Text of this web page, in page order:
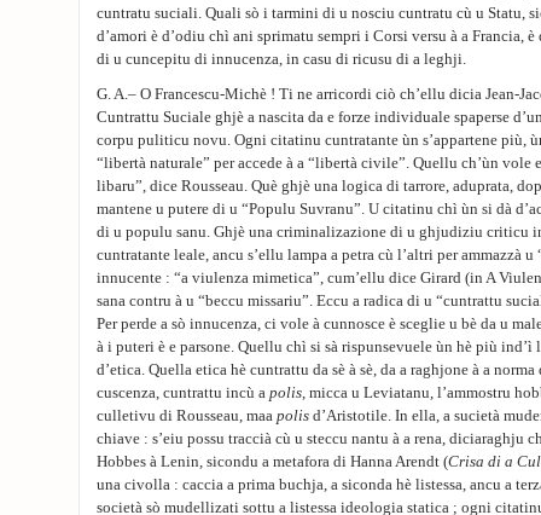
cuntratu suciali. Quali sò i tarmini di u nosciu cuntratu cù u Statu,
d’amori è d’odiu chì ani sprimatu sempri i Corsi versu à a Francia,
di u cuncepitu di innucenza, in casu di ricusu di a leghji.
G. A.– O Francescu-Michè ! Ti ne arricordi ciò ch’ellu dicia Jean-
Cuntrattu Suciale ghjè a nascita da e forze individuale spaperse
corpu puliticu novu. Ogni citatinu cuntratante ùn s’appartene più,
“libertà naturale” per accede à a “libertà civile”. Quellu ch’ùn vole
libaru”, dice Rousseau. Què ghjè una logica di tarrore, aduprata,
mantene u putere di u “Populu Suvranu”. U citatinu chì ùn si dà
di u populu sanu. Ghjè una criminalizazione di u ghjudiziu criticu
cuntratante leale, ancu s’ellu lampa a petra cù l’altri per ammazzà u
innucente : “a viulenza mimetica”, cum’ellu dice Girard (in A
sana contru à u “beccu missariu”. Eccu a radica di u “cuntrattu
Per perde a sò innucenza, ci vole à cunnosce è sceglie u bè da u
à i puteri è e parsone. Quellu chì si sà rispunsevuele ùn hè più ind’ì
d’etica. Quella etica hè cuntrattu da sè à sè, da a raghjone à a
cuscenza, cuntrattu incù a polis, micca u Leviatanu, l’ammostru
culletivu di Rousseau, maa polis d’Aristotile. In ella, a sucietà
chiave : s’eiu possu traccià cù u steccu nantu à a rena, diciaraghju
Hobbes à Lenin, sicondu a metafora di Hanna Arendt (Crisa di a
una civolla : caccia a prima buchja, a siconda hè listessa, ancu a
società sò mudellizati sottu a listessa ideologia statica ; ogni